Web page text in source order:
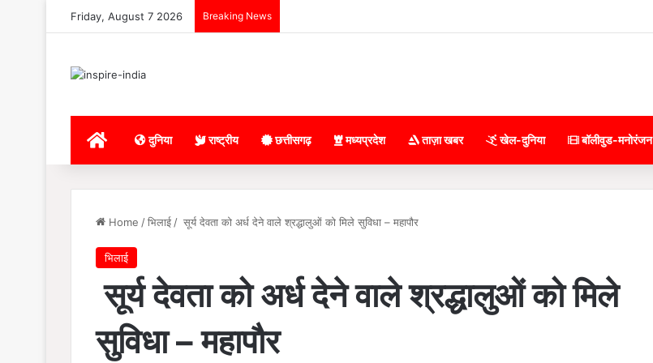
Friday, August 7 2026 Breaking News
Home दुनिया राष्ट्रीय छत्तीसगढ़ मध्यप्रदेश ताज़ा खबर खेल-दुनिया बॉलीवुड-मनोरंजन
Home /भिलाई / सूर्य देवता को अर्ध देने वाले श्रद्धालुओं को मिले सुविधा – महापौर
भिलाई
सूर्य देवता को अर्ध देने वाले श्रद्धालुओं को मिले
सुविधा – महापौर